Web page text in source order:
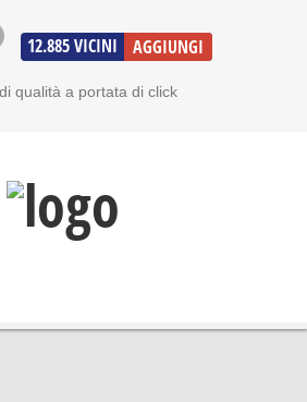
12.885 VICINI AGGIUNGI
qualità a portata di click